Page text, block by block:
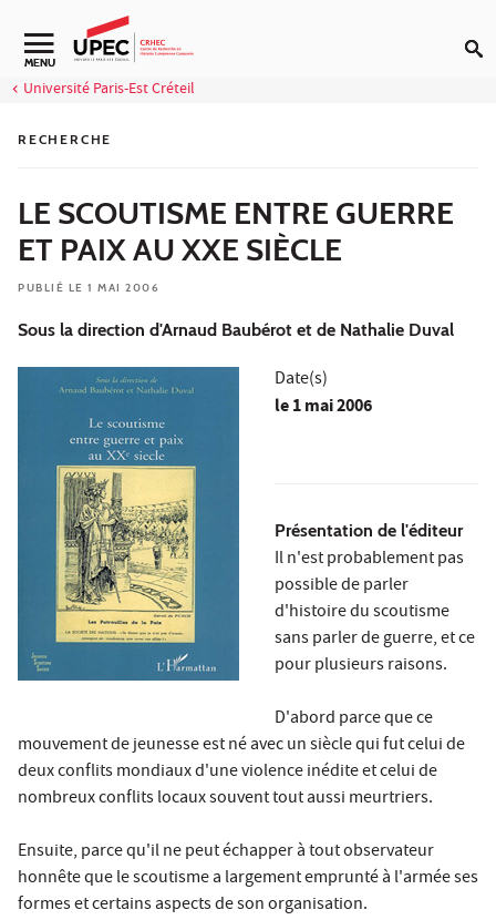
Aller au contenu
Navigation secondaire
MENU
Université Paris-Est Créteil
RECHERCHE
LE SCOUTISME ENTRE GUERRE
ET PAIX AU XXE SIÈCLE
PUBLIÉ LE 1 MAI 2006
Sous la direction d'Arnaud Baubérot et de Nathalie Duval
Date(s)
le1 mai 2006
Présentation de l'éditeur
Il n'est probablement pas
possible de parler
d'histoire du scoutisme
sans parler de guerre, et ce
pour plusieurs raisons.
D'abord parce que ce
mouvement de jeunesse est né avec un siècle qui fut celui de
deux conflits mondiaux d'une violence inédite et celui de
nombreux conflits locaux souvent tout aussi meurtriers.
Ensuite, parce qu'il ne peut échapper à tout observateur
honnête que le scoutisme a largement emprunté à l'armée ses
formes et certains aspects de son organisation.